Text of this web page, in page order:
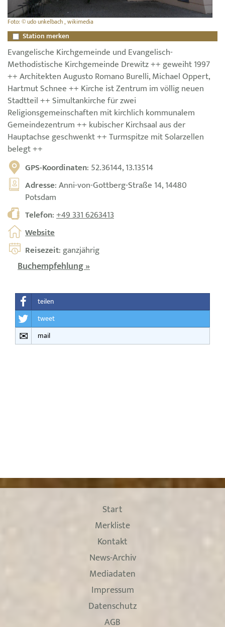
Foto: © udo unkelbach , wikimedia
Station merken
Evangelische Kirchgemeinde und Evangelisch-
Methodistische Kirchgemeinde Drewitz ++ geweiht 1997
++ Architekten Augusto Romano Burelli, Michael Oppert,
Hartmut Schnee ++ Kirche ist Zentrum im völlig neuen
Stadtteil ++ Simultankirche für zwei
Religionsgemeinschaften mit kirchlich kommunalem
Gemeindezentrum ++ kubischer Kirchsaal aus der
Hauptachse geschwenkt ++ Turmspitze mit Solarzellen
belegt ++
GPS-Koordinaten: 52.36144, 13.13514
Adresse: Anni-von-Gottberg-Straße 14, 14480
Potsdam
Telefon:+49 331 6263413
Website
Reisezeit: ganzjährig
Buchempfehlung »
teilen
tweet
mail
Start
Merkliste
Kontakt
News-Archiv
Mediadaten
Impressum
Datenschutz
AGB